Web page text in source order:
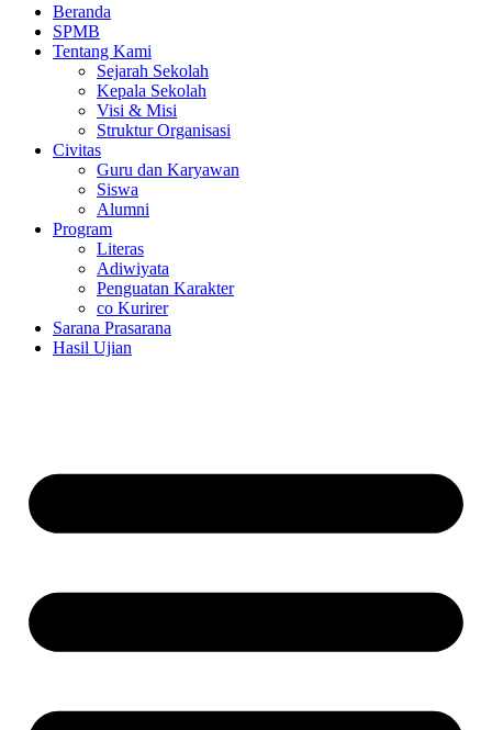
Beranda
SPMB
Tentang Kami
Sejarah Sekolah
Kepala Sekolah
Visi & Misi
Struktur Organisasi
Civitas
Guru dan Karyawan
Siswa
Alumni
Program
Literas
Adiwiyata
Penguatan Karakter
co Kurirer
Sarana Prasarana
Hasil Ujian